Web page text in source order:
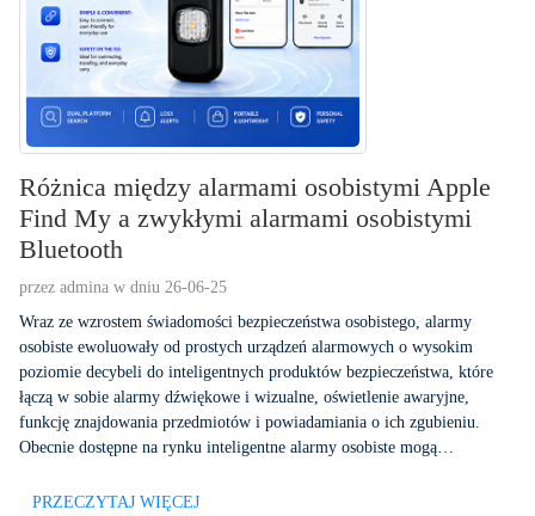
Różnica między alarmami osobistymi Apple
Find My a zwykłymi alarmami osobistymi
Bluetooth
przez admina w dniu 26-06-25
Wraz ze wzrostem świadomości bezpieczeństwa osobistego, alarmy
osobiste ewoluowały od prostych urządzeń alarmowych o wysokim
poziomie decybeli do inteligentnych produktów bezpieczeństwa, które
łączą w sobie alarmy dźwiękowe i wizualne, oświetlenie awaryjne,
funkcję znajdowania przedmiotów i powiadamiania o ich zgubieniu.
Obecnie dostępne na rynku inteligentne alarmy osobiste mogą
PRZECZYTAJ WIĘCEJ